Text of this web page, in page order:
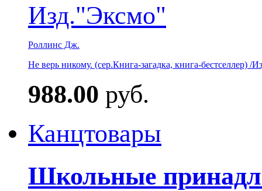
Роллинс Дж.
Не верь никому. (сер.Книга-загадка, книга-бестселлер) /
988.00 руб.
Канцтовары
Школьные